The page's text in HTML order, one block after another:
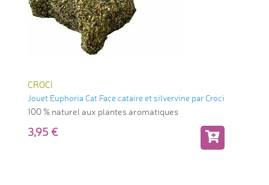
CROCI
Jouet Euphoria Cat Face cataire et silvervine par Croci
100 % naturel aux plantes aromatiques
3,95